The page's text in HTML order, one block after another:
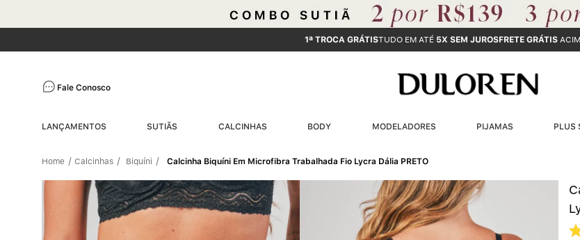
1ª TROCA GRÁTISTUDO EM ATÉ 5X SEM JUROSFRETE GRÁTIS
Fale Conosco
LANÇAMENTOS SUTIÃS CALCINHAS BODY MODELADORES PIJAMAS PLUS
Calcinhas Biquíni Calcinha Biquíni Em Microfibra Trabalhada Fio Lycra Dália PRETO